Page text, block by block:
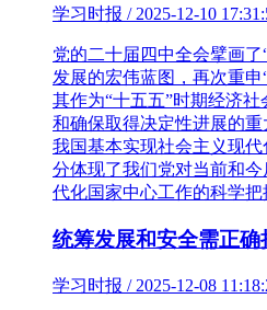
学习时报 / 2025-12-10
党的二十届四中全会擘画
发展的宏伟蓝图，再次重
其作为“十五五”时期经济
和确保取得决定性进展的
我国基本实现社会主义现
分体现了我们党对当前和
代化国家中心工作的科学把
统筹发展和安全需正
学习时报 / 2025-12-08